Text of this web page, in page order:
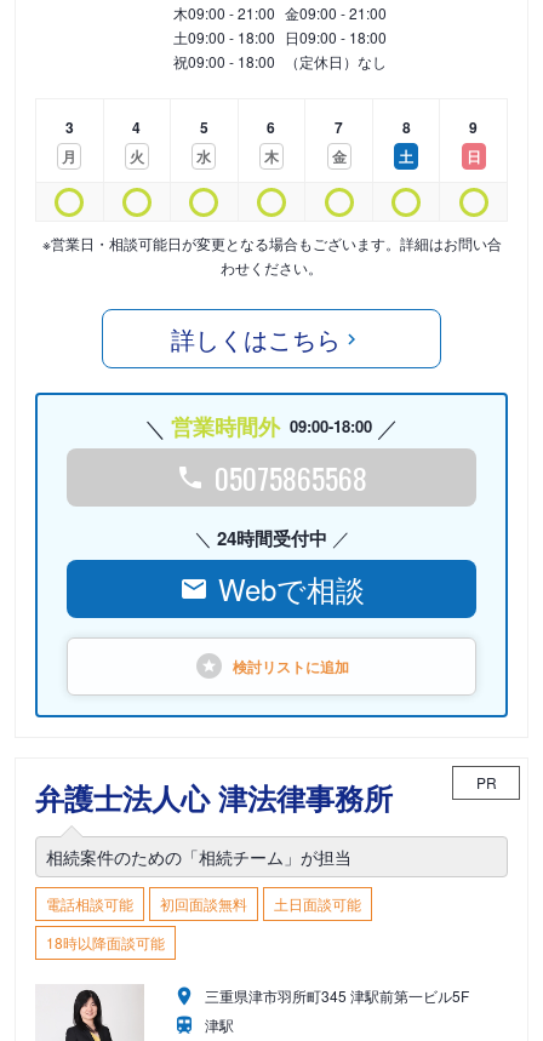
木09:00 - 21:00 金09:00 - 21:00
土09:00 - 18:00 日09:00 - 18:00
祝09:00 - 18:00 （定休日）なし
3
月
4
火
5
水
6
木
7
金
8
土
9
日
※営業日・相談可能日が変更となる場合もございます。詳細はお問い合
わせください。
詳しくはこちら
営業時間外 09:00-18:00
05075865568
24時間受付中
Webで相談
検討リストに追加
弁護士法人心 津法律事務所 PR
相続案件のための「相続チーム」が担当
電話相談可能 初回面談無料
土日面談可能
18時以降面談可能
三重県津市羽所町345 津駅前第一ビル5F
津駅